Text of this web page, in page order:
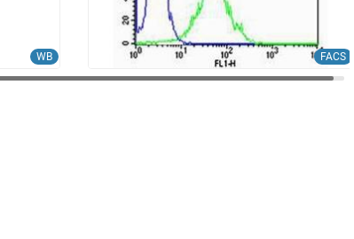
WB FACS